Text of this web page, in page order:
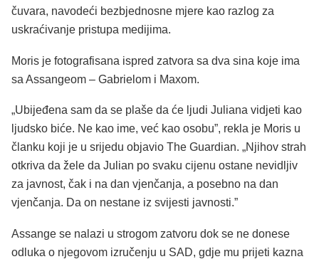
čuvara, navodeći bezbjednosne mjere kao razlog za
uskraćivanje pristupa medijima.
Moris je fotografisana ispred zatvora sa dva sina koje ima
sa Assangeom – Gabrielom i Maxom.
„Ubijeđena sam da se plaše da će ljudi Juliana vidjeti kao
ljudsko biće. Ne kao ime, već kao osobu”, rekla je Moris u
članku koji je u srijedu objavio The Guardian. „Njihov strah
otkriva da žele da Julian po svaku cijenu ostane nevidljiv
za javnost, čak i na dan vjenčanja, a posebno na dan
vjenčanja. Da on nestane iz svijesti javnosti.”
Assange se nalazi u strogom zatvoru dok se ne donese
odluka o njegovom izručenju u SAD, gdje mu prijeti kazna